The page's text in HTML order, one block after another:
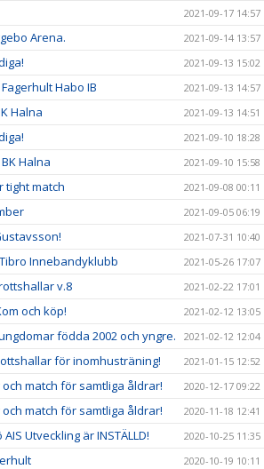
2021-09-17 14:57
Arena. 2021-09-14 13:57
2021-09-13 15:02
Habo IB 2021-09-13 14:57
Halna 2021-09-13 14:51
2021-09-10 18:28
Halna 2021-09-10 15:58
tight match 2021-09-08 00:11
2021-09-05 06:19
2021-07-31 10:40
Innebandyklubb 2021-05-26 17:07
v.8 2021-02-22 17:01
och köp! 2021-02-12 13:05
födda 2002 och yngre. 2021-02-12 12:04
för inomhusträning! 2021-01-15 12:52
match för samtliga åldrar! 2020-12-17 09:22
match för samtliga åldrar! 2020-11-18 12:41
Utveckling är INSTÄLLD! 2020-10-25 11:35
2020-10-19 10:11